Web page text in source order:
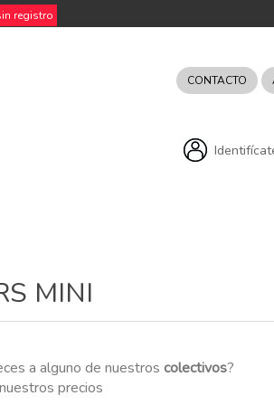
registro
CONTACTO
MINI
a alguno de nuestroscolectivos?
precios